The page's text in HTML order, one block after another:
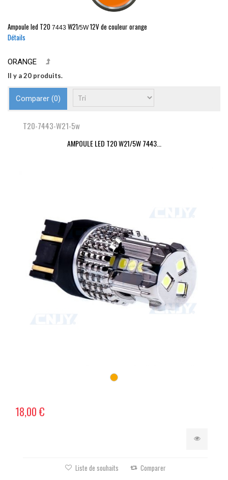
Ampoule led T20 7443 W21/5W 12V de couleur orange
Détails
ORANGE
Il y a 20 produits.
Comparer (0)
T20-7443-W21-5w
AMPOULE LED T20 W21/5W 7443...
18,00 €
Liste de souhaits Comparer